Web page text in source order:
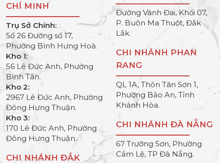
CHÍ MINH
Trụ Sở Chính:
Số 26 Đường số 17,
Phường Bình Hưng Hoà.
Kho 1:
56 Lê Đức Anh, Phường
Bình Tân.
Kho 2:
2967 Lê Đức Anh, Phường
Đông Hưng Thuận.
Kho 3:
170 Lê Đức Anh, Phường
Đông Hưng Thuận.
CHI NHÁNH ĐẮK
Đường Vành Đai, Khối 07,
P. Buôn Ma Thuột, Đắk
Lắk.
CHI NHÁNH PHAN
RANG
QL 1A, Thôn Tân Sơn 1,
Phường Bảo An, Tỉnh
Khánh Hòa.
CHI NHÁNH ĐÀ NẴNG
67 Trường Sơn, Phường
Cẩm Lệ, TP Đà Nẵng.